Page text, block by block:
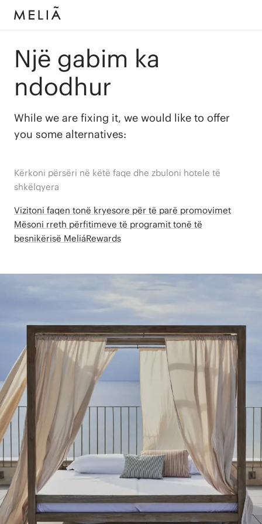
Një gabim ka
ndodhur
While we are fixing it, we would like to offer
you some alternatives:
Kërkoni përsëri në këtë faqe dhe zbuloni hotele të
shkëlqyera
Vizitoni faqen tonë kryesore për të parë promovimet
Mësoni rreth përfitimeve të programit tonë të
besnikërisë MeliáRewards